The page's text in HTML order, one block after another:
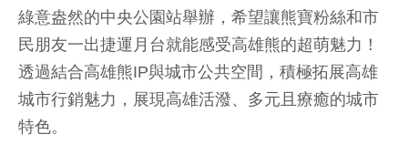
綠意盎然的中央公園站舉辦，希望讓熊寶粉絲和市
民朋友一出捷運月台就能感受高雄熊的超萌魅力！
透過結合高雄熊IP與城市公共空間，積極拓展高雄
城市行銷魅力，展現高雄活潑、多元且療癒的城市
特色。